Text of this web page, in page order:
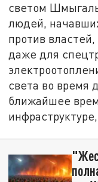
светом
людей,
против
даже для
света во время
ближайшее